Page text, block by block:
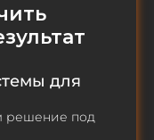
для
решение под